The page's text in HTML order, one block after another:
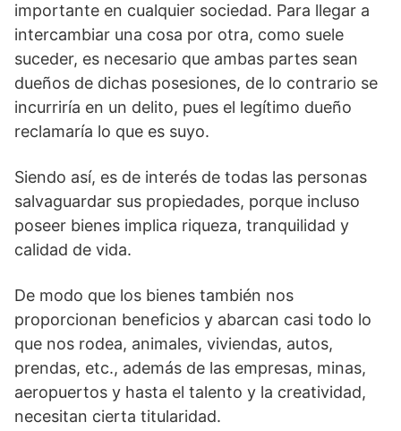
importante en cualquier sociedad. Para llegar a
intercambiar una cosa por otra, como suele
suceder, es necesario que ambas partes sean
dueños de dichas posesiones, de lo contrario se
incurriría en un delito, pues el legítimo dueño
reclamaría lo que es suyo.
Siendo así, es de interés de todas las personas
salvaguardar sus propiedades, porque incluso
poseer bienes implica riqueza, tranquilidad y
calidad de vida.
De modo que los bienes también nos
proporcionan beneficios y abarcan casi todo lo
que nos rodea, animales, viviendas, autos,
prendas, etc., además de las empresas, minas,
aeropuertos y hasta el talento y la creatividad,
necesitan cierta titularidad.